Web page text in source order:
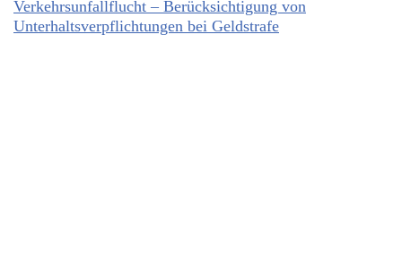
Verkehrsunfallflucht – Berücksichtigung von
Unterhaltsverpflichtungen bei Geldstrafe